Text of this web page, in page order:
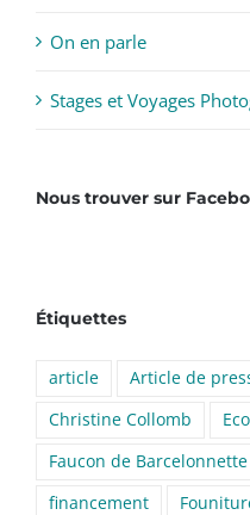
On en parle
Stages et Voyages
Nous trouver sur
Étiquettes
article Article de
Christine Collomb
Faucon de Barcelonnette
financement